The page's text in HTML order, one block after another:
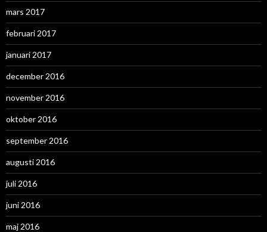
mars 2017
februari 2017
januari 2017
december 2016
november 2016
oktober 2016
september 2016
augusti 2016
juli 2016
juni 2016
maj 2016